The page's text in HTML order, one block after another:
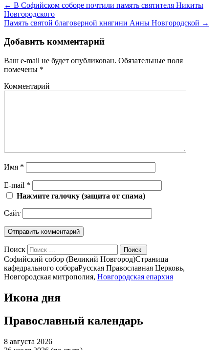
← В Софийском соборе почтили память святителя Никиты
Новгородского
Память святой благоверной княгини Анны Новгородской →
Добавить комментарий
Ваш e-mail не будет опубликован. Обязательные поля
помечены *
Комментарий
Имя *
E-mail *
Нажмите галочку (защита от спама)
Сайт
Поиск
Софийский собор (Великий Новгород)Страница
кафедрального собораРусская Православная Церковь,
Новгородская митрополия, Новгородская епархия
Икона дня
Православный календарь
8 августа 2026